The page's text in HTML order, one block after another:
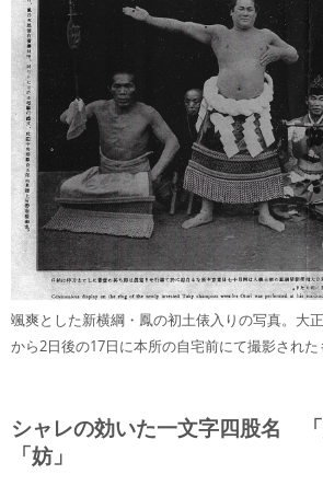
颯爽とした新横綱・鳳の初土俵入りの写真。大
から2日後の17日に本所の自宅前にて撮影された
シャレの効いた一文字四股名 「
「妨」